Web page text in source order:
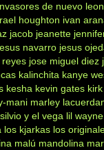
de nuevo leon
houghton ivan
jacob jeanette
navarro jesus
reyes jose miguel diez
kalinchita kanye
kesha kevin gates
mani marley
y el vega lil wayne
los kjarkas los
malú mandolina